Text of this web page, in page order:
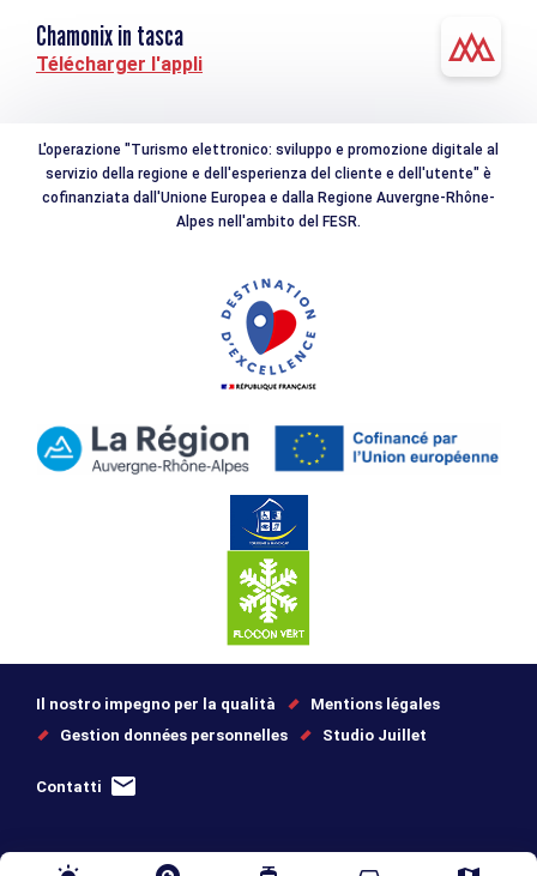
Chamonix in tasca
Télécharger l'appli
L'operazione "Turismo elettronico: sviluppo e promozione digitale al
servizio della regione e dell'esperienza del cliente e dell'utente" è
cofinanziata dall'Unione Europea e dalla Regione Auvergne-Rhône-
Alpes nell'ambito del FESR.
Il nostro impegno per la qualità
Mentions légales
Gestion données personnelles
Studio Juillet
Contatti